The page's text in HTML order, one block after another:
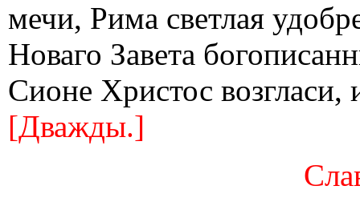
мечи, Рима светлая
Новаго Завета
Сионе Христос
[Дважды.]